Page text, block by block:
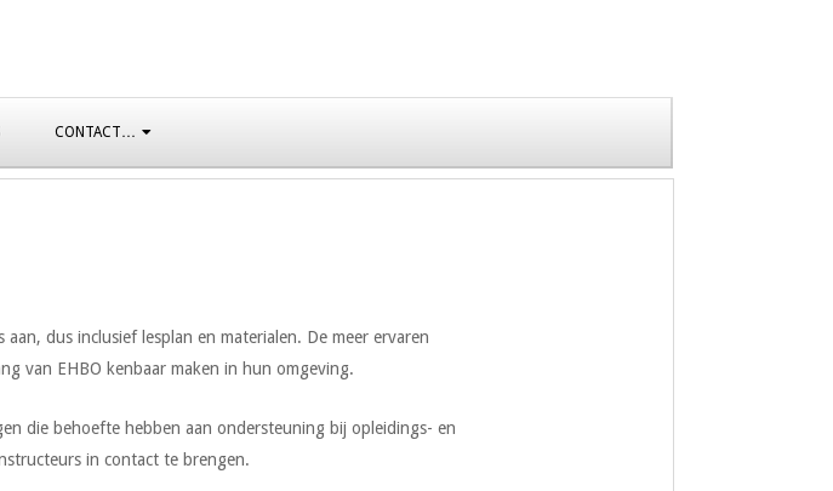
CONTACT…
dus inclusief lesplan en materialen. De meer ervaren
van EHBO kenbaar maken in hun omgeving.
die behoefte hebben aan ondersteuning bij opleidings- en
in contact te brengen.